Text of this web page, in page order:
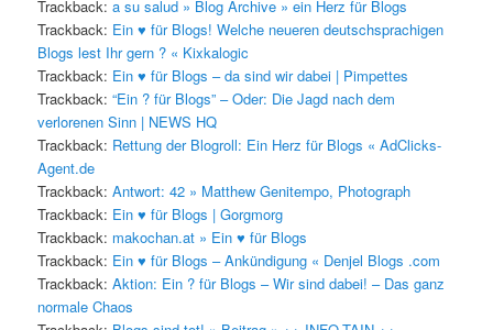
Trackback:a su salud » Blog Archive » ein Herz für Blogs
Trackback: Ein ♥ für Blogs! Welche neueren deutschsprachigen
Blogs lest Ihr gern ? « Kixkalogic
Trackback: Ein ♥ für Blogs – da sind wir dabei | Pimpettes
Trackback:“Ein ? für Blogs” – Oder: Die Jagd nach dem
verlorenen Sinn | NEWS HQ
Trackback: Rettung der Blogroll: Ein Herz für Blogs « AdClicks-
Agent.de
Trackback:Antwort: 42 » Matthew Genitempo, Photograph
Trackback: Ein ♥ für Blogs | Gorgmorg
Trackback: makochan.at » Ein ♥ für Blogs
Trackback: Ein ♥ für Blogs – Ankündigung « Denjel Blogs .com
Trackback:Aktion: Ein ? für Blogs – Wir sind dabei! – Das ganz
normale Chaos